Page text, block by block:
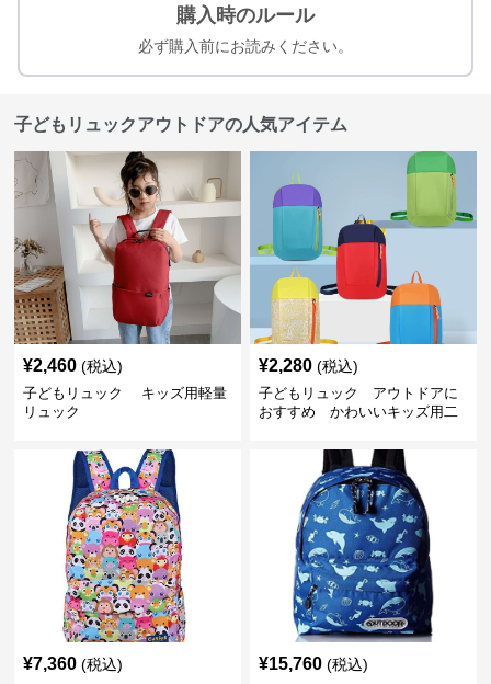
購入時のルール
必ず購入前にお読みください。
子どもリュックアウトドアの人気アイテム
¥2,460 (税込)
子どもリュック キッズ用軽量
リュック
¥2,280 (税込)
子どもリュック アウトドアに
おすすめ かわいいキッズ用二
¥7,360 (税込) ¥15,760 (税込)